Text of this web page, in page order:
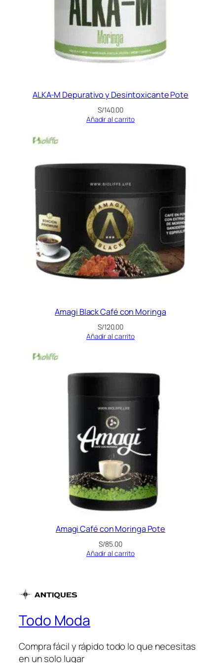
ALKA-M Depurativo y Desintoxicante Pote
S/140.00
Añadir al carrito
Amagi Black Café con Moringa
S/120.00
Añadir al carrito
Amagi Café con Moringa Pote
S/85.00
Añadir al carrito
Todo Moda
Compra fácil y rápido todo lo que necesitas
en un solo lugar